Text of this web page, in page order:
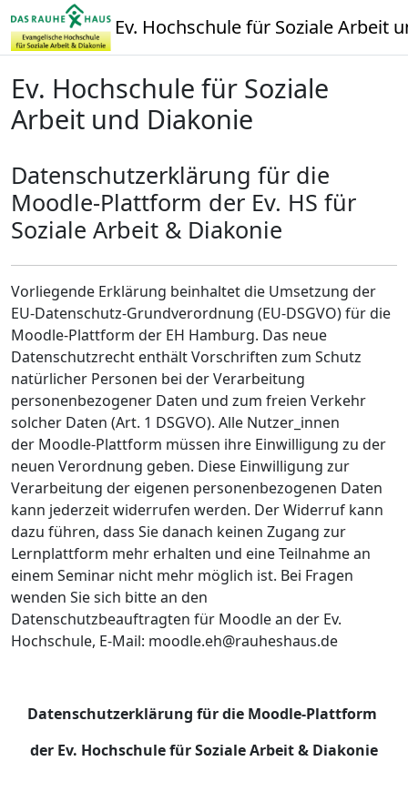
Zum Hauptinhalt
Ev. Hochschule für Soziale Arbeit
Ev. Hochschule für Soziale
Arbeit und Diakonie
Datenschutzerklärung für die
Moodle-Plattform der Ev. HS für
Soziale Arbeit & Diakonie
Vorliegende Erklärung beinhaltet die Umsetzung der
EU-Datenschutz-Grundverordnung (EU-DSGVO) für die
Moodle-Plattform der EH Hamburg. Das neue
Datenschutzrecht enthält Vorschriften zum Schutz
natürlicher Personen bei der Verarbeitung
personenbezogener Daten und zum freien Verkehr
solcher Daten (Art. 1 DSGVO). Alle Nutzer_innen
der Moodle-Plattform müssen ihre Einwilligung zu der
neuen Verordnung geben. Diese Einwilligung zur
Verarbeitung der eigenen personenbezogenen Daten
kann jederzeit widerrufen werden. Der Widerruf kann
dazu führen, dass Sie danach keinen Zugang zur
Lernplattform mehr erhalten und eine Teilnahme an
einem Seminar nicht mehr möglich ist. Bei Fragen
wenden Sie sich bitte an den
Datenschutzbeauftragten für Moodle an der Ev.
Hochschule, E-Mail: moodle.eh@rauheshaus.de
Datenschutzerklärung für die Moodle-Plattform
der Ev. Hochschule für Soziale Arbeit & Diakonie